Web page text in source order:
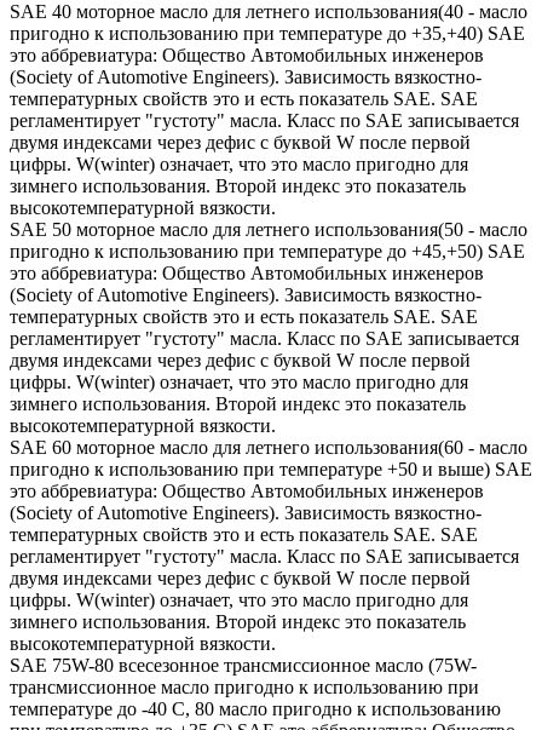
SAE 40 моторное масло для летнего использования(40 - масло
пригодно к использованию при температуре до +35,+40) SAE
это аббревиатура: Общество Автомобильных инженеров
(Society of Automotive Engineers). Зависимость вязкостно-
температурных свойств это и есть показатель SAE. SAE
регламентирует "густоту" масла. Класс по SAE записывается
двумя индексами через дефис с буквой W после первой
цифры. W(winter) означает, что это масло пригодно для
зимнего использования. Второй индекс это показатель
высокотемпературной вязкости.
SAE 50 моторное масло для летнего использования(50 - масло
пригодно к использованию при температуре до +45,+50) SAE
это аббревиатура: Общество Автомобильных инженеров
(Society of Automotive Engineers). Зависимость вязкостно-
температурных свойств это и есть показатель SAE. SAE
регламентирует "густоту" масла. Класс по SAE записывается
двумя индексами через дефис с буквой W после первой
цифры. W(winter) означает, что это масло пригодно для
зимнего использования. Второй индекс это показатель
высокотемпературной вязкости.
SAE 60 моторное масло для летнего использования(60 - масло
пригодно к использованию при температуре +50 и выше) SAE
это аббревиатура: Общество Автомобильных инженеров
(Society of Automotive Engineers). Зависимость вязкостно-
температурных свойств это и есть показатель SAE. SAE
регламентирует "густоту" масла. Класс по SAE записывается
двумя индексами через дефис с буквой W после первой
цифры. W(winter) означает, что это масло пригодно для
зимнего использования. Второй индекс это показатель
высокотемпературной вязкости.
SAE 75W-80 всесезонное трансмиссионное масло (75W-
трансмиссионное масло пригодно к использованию при
температуре до -40 С, 80 масло пригодно к использованию